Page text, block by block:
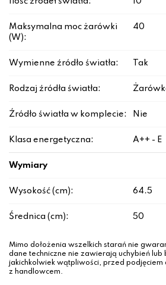
Maksymalna moc żarówki
(W):
40
Wymienne źródło światła: Tak
Rodzaj źródła światła:
Źródło światła w komplecie: Nie
Klasa energetyczna: A++ - E
Wymiary
Wysokość (cm): 64.5
Średnica (cm): 50
Mimo dołożenia wszelkich starań nie
dane techniczne nie zawierają uchybień lub
jakichkolwiek wątpliwości, przed podjęciem
z handlowcem.